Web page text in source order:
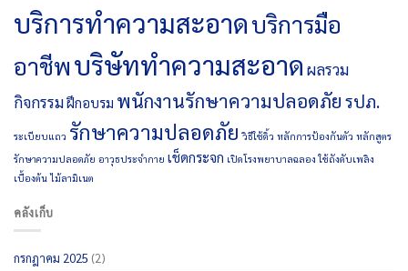
บริการทำความสะอาดบริการมือ
อาชีพบริษัททำความสะอาด ผลรวม
กิจกรรมฝึกอบรม พนักงานรักษาความปลอดภัย รปภ.
ระเบียบแถว รักษาความปลอดภัย วิธีใช้ดิ้ว หลักการป้องกันตัว หลักสูตร
รักษาความปลอดภัย อาวุธประจำกาย เช็ดกระจก เปิดโรงพยาบาลฉลอง ใช้ถังดับเพลิง
เบื้องต้น ไม้ลามิเนต
คลังเก็บ
กรกฎาคม 2025 (2)